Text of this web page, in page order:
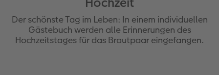
Erinnerungstasche
Personalisierter Schuber
Fotocollage
hexxas
Fotosets
Fotosticker
Sofortfotos
Sofortsticker
Fototassen
Emaille Becher
Babykarten
Geburtskarten
Silikonhüllen
Handykette
Wandkalender Fineline
Kundenbeispiele
für Männer
für Frauen
Erste Schritte
Neue Funktionen
Erste Schritte
Der schönste Tag im Leben: In einem individuellen
Gästebuch werden alle Erinnerungen des
Hochzeitstages für das Brautpaar eingefangen.